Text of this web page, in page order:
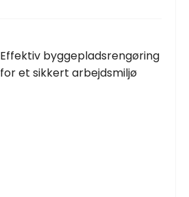
Effektiv byggepladsrengøring
for et sikkert arbejdsmiljø